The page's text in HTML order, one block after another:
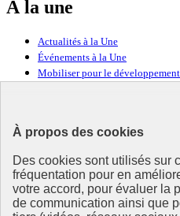
À propos des cookies
Des cookies sont utilisés sur
fréquentation pour en
votre accord, pour évaluer la
de communication ainsi que
À la une
Actualités à la Une
Événements à la Une
Mobiliser pour le
Ressources
Ressources
La Méth’ODD